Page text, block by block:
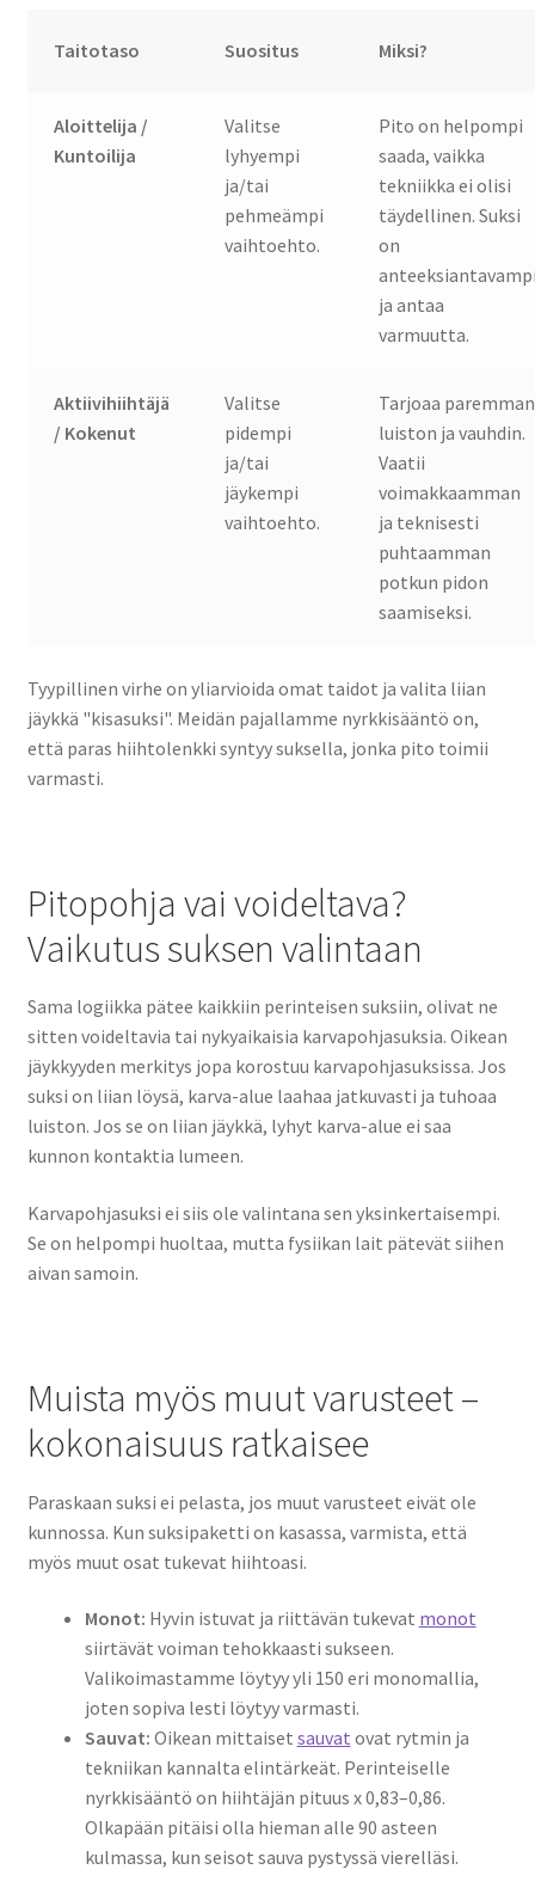
Taitotaso Suositus Miksi?
Aloittelija /
Kuntoilija
Valitse
lyhyempi
ja/tai
pehmeämpi
vaihtoehto.
Pito on helpompi
saada, vaikka
tekniikka ei olisi
täydellinen. Suksi
on
ja antaa
varmuutta.
Aktiivihiihtäjä
/ Kokenut
Valitse
pidempi
ja/tai
jäykempi
vaihtoehto.
Tarjoaa paremman
luiston ja vauhdin.
Vaatii
voimakkaamman
ja teknisesti
puhtaamman
potkun pidon
saamiseksi.
Tyypillinen virhe on yliarvioida omat taidot ja valita liian
jäykkä "kisasuksi". Meidän pajallamme nyrkkisääntö on,
että paras hiihtolenkki syntyy suksella, jonka pito toimii
varmasti.
Pitopohja vai voideltava?
Vaikutus suksen valintaan
Sama logiikka pätee kaikkiin perinteisen suksiin, olivat ne
sitten voideltavia tai nykyaikaisia karvapohjasuksia. Oikean
jäykkyyden merkitys jopa korostuu karvapohjasuksissa. Jos
suksi on liian löysä, karva-alue laahaa jatkuvasti ja tuhoaa
luiston. Jos se on liian jäykkä, lyhyt karva-alue ei saa
kunnon kontaktia lumeen.
Karvapohjasuksi ei siis ole valintana sen yksinkertaisempi.
Se on helpompi huoltaa, mutta fysiikan lait pätevät siihen
aivan samoin.
Muista myös muut varusteet –
kokonaisuus ratkaisee
Paraskaan suksi ei pelasta, jos muut varusteet eivät ole
kunnossa. Kun suksipaketti on kasassa, varmista, että
myös muut osat tukevat hiihtoasi.
Monot: Hyvin istuvat ja riittävän tukevat monot
siirtävät voiman tehokkaasti sukseen.
Valikoimastamme löytyy yli 150 eri monomallia,
joten sopiva lesti löytyy varmasti.
Sauvat: Oikean mittaiset sauvat ovat rytmin ja
tekniikan kannalta elintärkeät. Perinteiselle
nyrkkisääntö on hiihtäjän pituus x 0,83–0,86.
Olkapään pitäisi olla hieman alle 90 asteen
kulmassa, kun seisot sauva pystyssä vierelläsi.